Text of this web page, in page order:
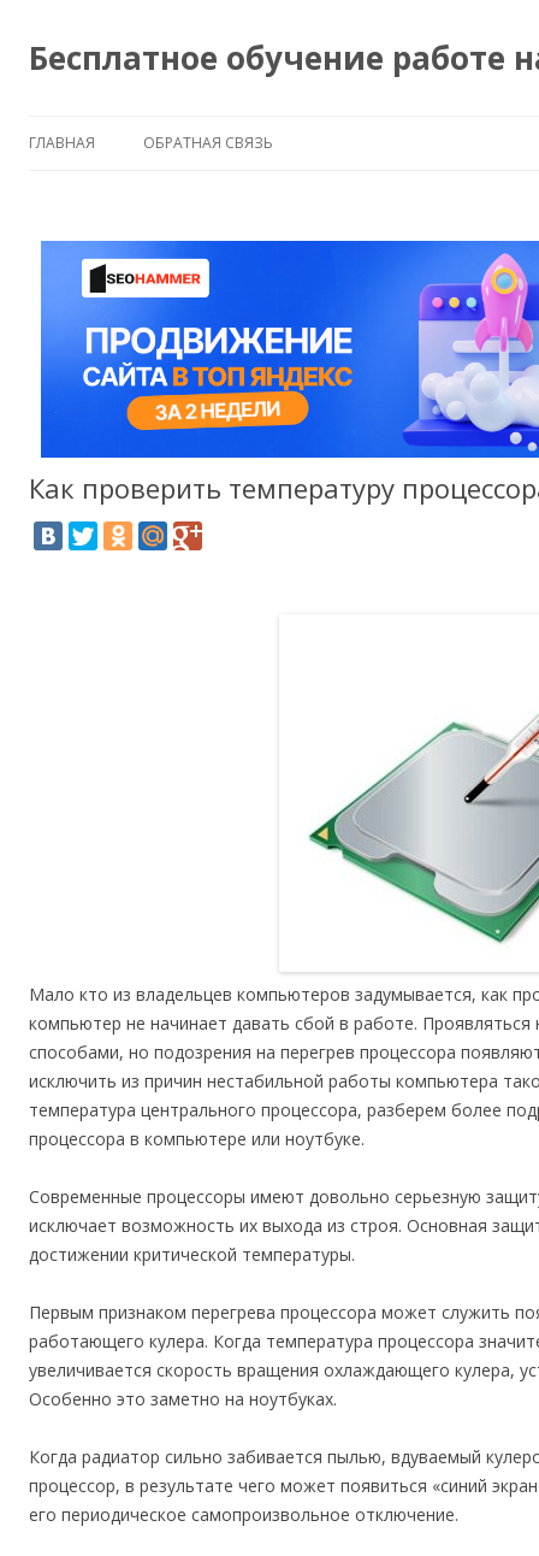
Бесплатное обучение работе
ГЛАВНАЯ ОБРАТНАЯ СВЯЗЬ
Как проверить температуру
Мало кто из владельцев компьютеров задумывается, как
компьютер не начинает давать сбой в работе.
способами, но подозрения на перегрев процессора
исключить из причин нестабильной работы компьютера
температура центрального процессора, разберем более
процессора в компьютере или ноутбуке.
Современные процессоры имеют довольно серьезную
исключает возможность их выхода из строя. Основная
достижении критической температуры.
Первым признаком перегрева процессора может служить
работающего кулера. Когда температура процессора
увеличивается скорость вращения охлаждающего кулера,
Особенно это заметно на ноутбуках.
Когда радиатор сильно забивается пылью, вдуваемый
процессор, в результате чего может появиться «синий
его периодическое самопроизвольное отключение.